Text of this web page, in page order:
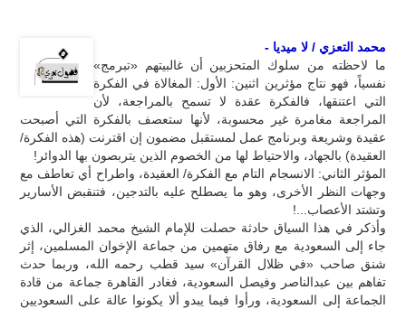
محمد التعزي / لا ميديا -
ما لاحظته من سلوك المتحزبين أن غالبيتهم «تبرمج»
نفسياً، فهو نتاج مؤثرين اثنين: الأول: المغالاة في الفكرة
التي اعتنقها، فالفكرة عقدة لا تسمح بالمراجعة، لأن
المراجعة مغامرة غير محسوبة، لأنها ستعصف بالفكرة التي أصبحت
عقيدة وشريعة وبرنامج عمل لمستقبل مضمون إن اقترنت (هذه الفكرة/
العقيدة) بالجهاد، والاحتياط لها من الخصوم الذين يتربصون بها الدوائر!
المؤثر الثاني: الانسجام التام مع الفكرة/ العقيدة، واطراح أي تعاطف مع
وجهات النظر الأخرى، وهو ما يصطلح عليه بالتدجين، فتنقبض الأسارير
وتشتد الأعصاب...!
وأذكر في هذا السياق حادثة حصلت للإمام الشيخ محمد الغزالي، الذي
جاء إلى السعودية مع رفاق متهمين من جماعة الإخوان المسلمين، إثر
شنق صاحب «في ظلال القرآن» سيد قطب رحمه الله، وربما حدث
تفاهم بين عبدالناصر وفيصل السعودية، فغادر القاهرة جماعة من قادة
الجماعة إلى السعودية، ورأوا فيما يبدو ألا يكونوا عالة على السعوديين